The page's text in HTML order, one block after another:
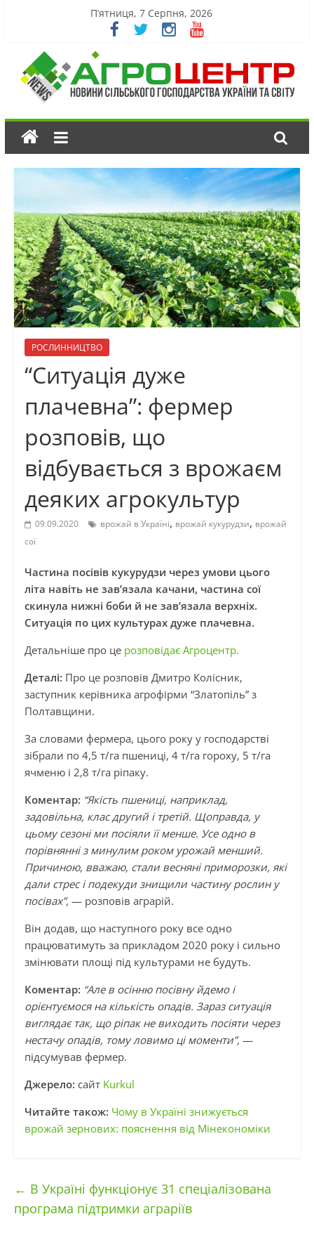
П’ятниця, 7 Серпня, 2026
РОСЛИННИЦТВО
“Ситуація дуже
плачевна”: фермер
розповів, що
відбувається з врожаєм
деяких агрокультур
09.09.2020 врожай в Україні, врожай кукурудзи, врожай
сої
Частина посівів кукурудзи через умови цього
літа навіть не зав’язала качани, частина сої
скинула нижні боби й не зав’язала верхніх.
Ситуація по цих культурах дуже плачевна.
Детальніше про це розповідає Агроцентр.
Деталі: Про це розповів Дмитро Колісник,
заступник керівника агрофірми “Златопіль” з
Полтавщини.
За словами фермера, цього року у господарстві
зібрали по 4,5 т/га пшениці, 4 т/га гороху, 5 т/га
ячменю і 2,8 т/га ріпаку.
Коментар: “Якість пшениці, наприклад,
задовільна, клас другий і третій. Щоправда, у
цьому сезоні ми посіяли її менше. Усе одно в
порівнянні з минулим роком урожай менший.
Причиною, вважаю, стали весняні приморозки, які
дали стрес і подекуди знищили частину рослин у
посівах”, — розповів аграрій.
Він додав, що наступного року все одно
працюватимуть за прикладом 2020 року і сильно
змінювати площі під культурами не будуть.
Коментар: “Але в осінню посівну йдемо і
орієнтуємося на кількість опадів. Зараз ситуація
виглядає так, що ріпак не виходить посіяти через
нестачу опадів, тому ловимо ці моменти”, —
підсумував фермер.
Джерело: сайт Kurkul
Читайте також: Чому в Україні знижується
врожай зернових: пояснення від Мінекономіки
← В Україні функціонує 31 спеціалізована
програма підтримки аграріїв